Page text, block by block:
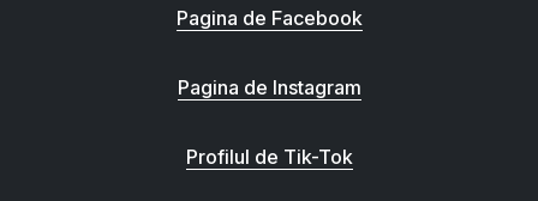
Pagina de Facebook
Pagina de Instagram
Profilul de Tik-Tok